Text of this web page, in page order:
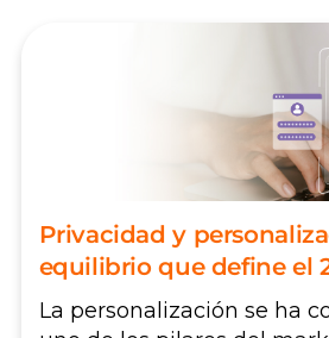
Privacidad y
equilibrio que define el
La personalización se ha